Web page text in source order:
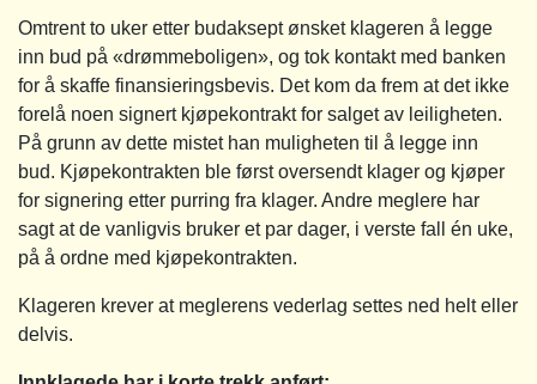
Omtrent to uker etter budaksept ønsket klageren å legge
inn bud på «drømmeboligen», og tok kontakt med banken
for å skaffe finansieringsbevis. Det kom da frem at det ikke
forelå noen signert kjøpekontrakt for salget av leiligheten.
På grunn av dette mistet han muligheten til å legge inn
bud. Kjøpekontrakten ble først oversendt klager og kjøper
for signering etter purring fra klager. Andre meglere har
sagt at de vanligvis bruker et par dager, i verste fall én uke,
på å ordne med kjøpekontrakten.
Klageren krever at meglerens vederlag settes ned helt eller
delvis.